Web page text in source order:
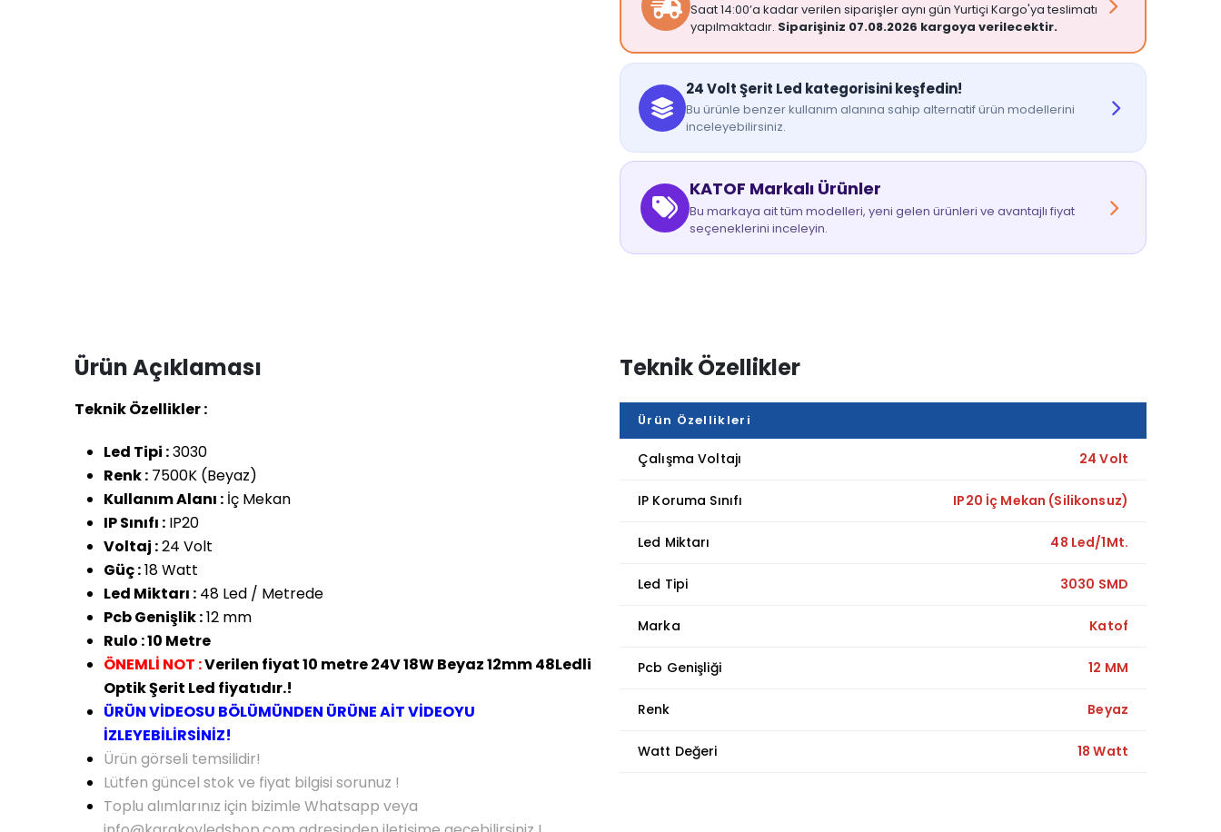
Saat 14:00’a kadar verilen siparişler aynı gün Yurtiçi Kargo'ya teslimatı
yapılmaktadır. Siparişiniz 07.08.2026 kargoya verilecektir.
24 Volt Şerit Led kategorisini keşfedin!
Bu ürünle benzer kullanım alanına sahip alternatif ürün modellerini
inceleyebilirsiniz.
KATOF Markalı Ürünler
Bu markaya ait tüm modelleri, yeni gelen ürünleri ve avantajlı fiyat
seçeneklerini inceleyin.
Ürün Açıklaması
Teknik Özellikler :
Led Tipi :3030
Renk : 7500K (Beyaz)
Kullanım Alanı : İç Mekan
IP Sınıfı : IP20
Voltaj :24 Volt
Güç :18 Watt
Led Miktarı : 48 Led / Metrede
Pcb Genişlik :12 mm
Rulo : 10 Metre
ÖNEMLİ NOT :Verilen fiyat 10 metre 24V 18W Beyaz 12mm 48Ledli
Optik Şerit Led fiyatıdır.!
ÜRÜN VİDEOSU BÖLÜMÜNDEN ÜRÜNE AİT VİDEOYU
İZLEYEBİLİRSİNİZ!
Ürün görseli temsilidir!
Lütfen güncel stok ve fiyat bilgisi sorunuz !
Toplu alımlarınız için bizimle Whatsapp veya
Teknik Özellikler
Ürün Özellikleri
Çalışma Voltajı 24 Volt
IP Koruma Sınıfı IP20 İç Mekan (Silikonsuz)
Led Miktarı 48 Led/1Mt.
Led Tipi 3030 SMD
Marka Katof
Pcb Genişliği 12 MM
Renk Beyaz
Watt Değeri 18 Watt